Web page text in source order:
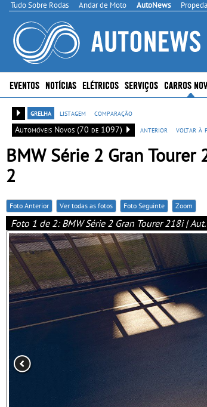
Tudo Sobre Rodas Andar de Moto AutoNews
EVENTOS NOTÍCIAS ELÉTRICOS SERVIÇOS CARROS
grelha listagem
comparação
Automóveis Novos (70 de 1097)
anterior voltar à
BMW Série 2 Gran
2
Foto Anterior Ver todas as fotos Foto Seguinte Zoom
Foto 1 de 2: BMW Série 2 Gran Tourer 218i |